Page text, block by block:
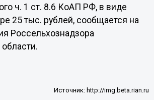
ч. 1 ст. 8.6 КоАП РФ, в виде
25 тыс. рублей, сообщается на
Россельхознадзора
Источник: http://img.beta.rian.ru